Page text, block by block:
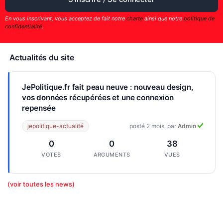
En vous inscrivant, vous acceptez de fait notre charte ainsi que notre politique de
confidentialité.
Actualités du site
0
VOTES
0
ARGUMENTS
38
VUES
JePolitique.fr fait peau neuve : nouveau design,
vos données récupérées et une connexion
repensée
jepolitique-actualité posté 2 mois, parAdmin
(voir toutes les news)